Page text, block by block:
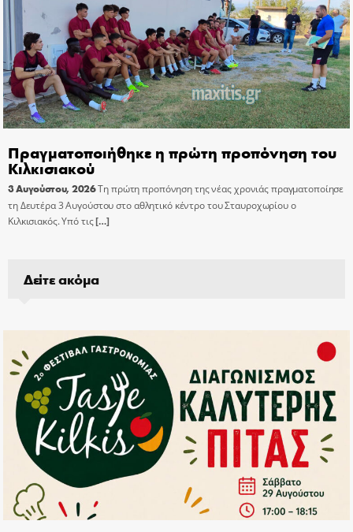
Πραγματοποιήθηκε η πρώτη προπόνηση του
Κιλκισιακού
3 Αυγούστου, 2026Τη πρώτη προπόνηση της νέας χρονιάς πραγματοποίησε
τη Δευτέρα 3 Αυγούστου στο αθλητικό κέντρο του Σταυροχωρίου ο
Κιλκισιακός. Υπό τις[…]
Δείτε ακόμα